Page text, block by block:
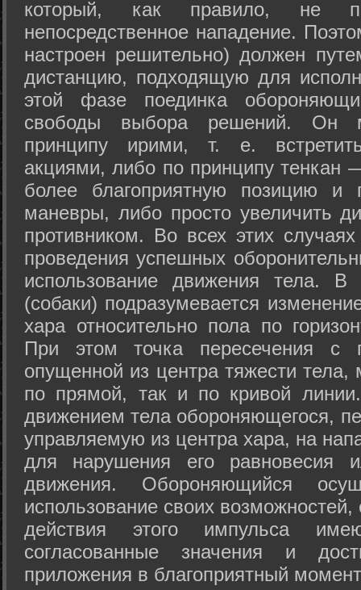
который, как правило, не
непосредственное нападение.
настроен решительно) должен
дистанцию, подходящую для
этой фазе поединка
свободы выбора решений. Он
принципу ирими, т. е.
акциями, либо по принципу тенкан
более благоприятную позицию и
маневры, либо просто увеличить
противником. Во всех этих
проведения успешных
использование движения тела.
(собаки) подразумевается
хара относительно пола по
При этом точка пересечения с
опущенной из центра тяжести
по прямой, так и по кривой
движением тела обороняющегося,
управляемую из центра хара, на
для нарушения его равновесия
движения. Обороняющийся
использование своих
действия этого импульса
согласованные значения и
приложения в благоприятный